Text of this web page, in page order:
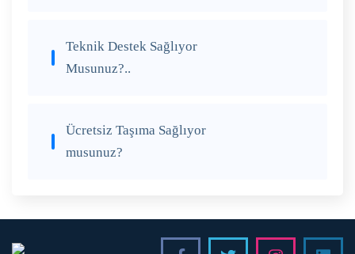
Teknik Destek Sağlıyor
Musunuz?..
Ücretsiz Taşıma Sağlıyor
musunuz?